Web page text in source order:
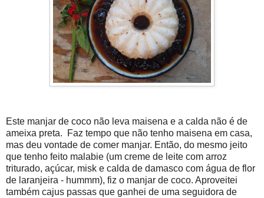
Este manjar de coco não leva maisena e a calda não é de
ameixa preta. Faz tempo que não tenho maisena em casa,
mas deu vontade de comer manjar. Então, do mesmo jeito
que tenho feito malabie (um creme de leite com arroz
triturado, açúcar, misk e calda de damasco com água de flor
de laranjeira - hummm), fiz o manjar de coco. Aproveitei
também cajus passas que ganhei de uma seguidora de